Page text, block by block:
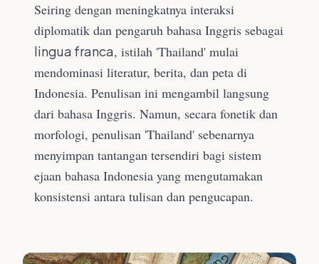
Seiring dengan meningkatnya interaksi
diplomatik dan pengaruh bahasa Inggris sebagai
lingua franca, istilah 'Thailand' mulai
mendominasi literatur, berita, dan peta di
Indonesia. Penulisan ini mengambil langsung
dari bahasa Inggris. Namun, secara fonetik dan
morfologi, penulisan 'Thailand' sebenarnya
menyimpan tantangan tersendiri bagi sistem
ejaan bahasa Indonesia yang mengutamakan
konsistensi antara tulisan dan pengucapan.